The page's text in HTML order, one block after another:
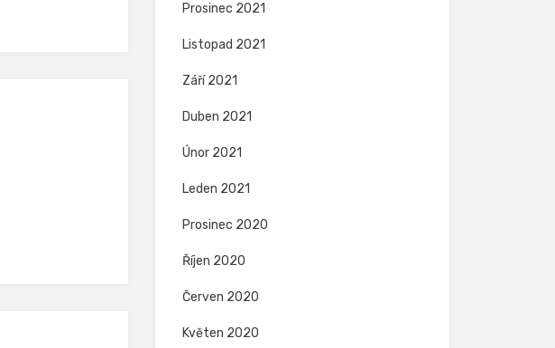
Prosinec 2021
Listopad 2021
Září 2021
Duben 2021
Únor 2021
Leden 2021
Prosinec 2020
Říjen 2020
Červen 2020
Květen 2020